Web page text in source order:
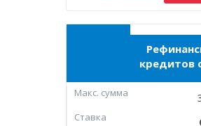
кредитов
Макc. сумма
Ставка